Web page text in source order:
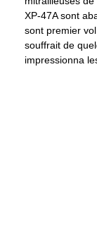
XP-47A sont
sont premier
souffrait de
impressionna